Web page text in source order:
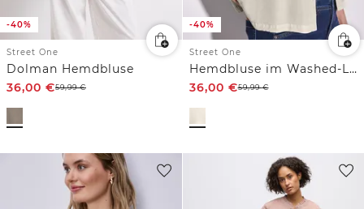
-40%
Street One
Dolman Hemdbluse
36,00 €59,99€
-40%
Street One
Hemdbluse im Washed-Look
36,00 €59,99€